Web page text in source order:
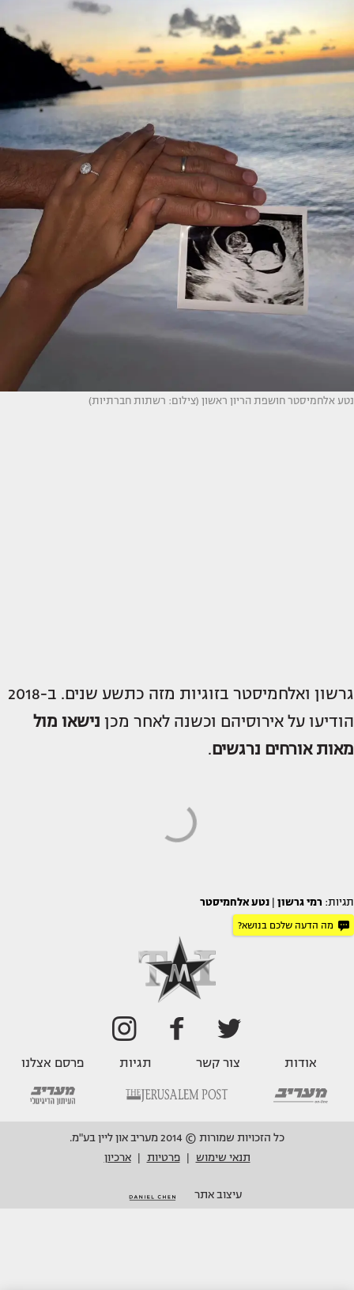
נטע אלחמיסטר חושפת הריון ראשון (צילום: רשתות חברתיות)
גרשון ואלחמיסטר בזוגיות מזה כתשע שנים. ב-2018
הודיעו על אירוסיהם וכשנה לאחר מכן נישאו מול
מאות אורחים נרגשים.
תגיות: רמי גרשון נטע אלחמיסטר
מה הדעה שלכם בנושא?
אודות צור קשר תגיות פרסם אצלנו
כל הזכויות שמורות © 2014 מעריב און ליין בע"מ.
תנאי שימוש
פרטיות ארכיון
עיצוב אתר